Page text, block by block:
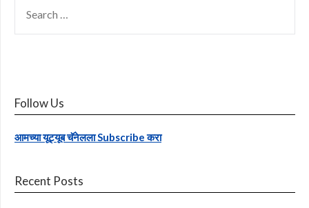
FOR:
Follow Us
आमच्या यूट्यूब चॅनेलला Subscribe करा
Recent Posts